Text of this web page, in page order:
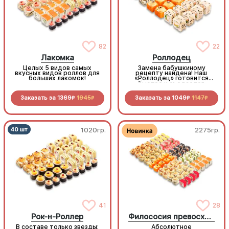
82
Лакомка
Целых 5 видов самых
вкусных видов роллов для
больших лакомок!
Заказать за 1369R 1945R
22
Роллодец
Замена бабушкиному
рецепту найдена! Наш
«Роллодец» готовится
быстро и съедается
настроение в каждом
кусочке без лишних хлопот
Заказать за 1049R 1147R
1020гр.
41
Рок-н-Роллер
В составе только звезды:
2275гр.
28
Филососия превосходства
Абсолютное